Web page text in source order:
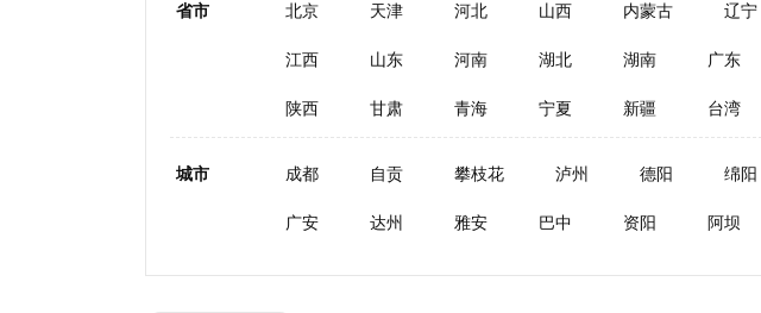
省市 北京 天津 河北 山西 内蒙古 辽宁
江西 山东 河南 湖北 湖南 广东
陕西 甘肃 青海 宁夏 新疆 台湾
城市 成都 自贡 攀枝花 泸州 德阳 绵阳
广安 达州 雅安 巴中 资阳 阿坝